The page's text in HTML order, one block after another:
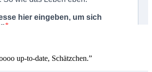
up-to-date, Schätzchen.”